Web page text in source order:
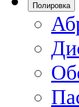
Полировка